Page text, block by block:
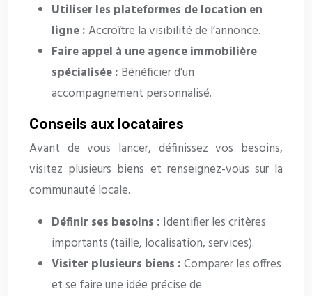
Utiliser les plateformes de location en
ligne :Accroître la visibilité de l’annonce.
Faire appel à une agence immobilière
spécialisée : Bénéficier d’un
accompagnement personnalisé.
Conseils aux locataires
Avant de vous lancer, définissez vos besoins,
visitez plusieurs biens et renseignez-vous sur la
communauté locale.
Définir ses besoins : Identifier les critères
importants (taille, localisation, services).
Visiter plusieurs biens :Comparer les offres
et se faire une idée précise de